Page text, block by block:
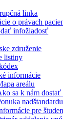
linka
o právach
infožiadosť
združenie
listiny
informácie
areálu
sa k nám
nadštandardu
pre